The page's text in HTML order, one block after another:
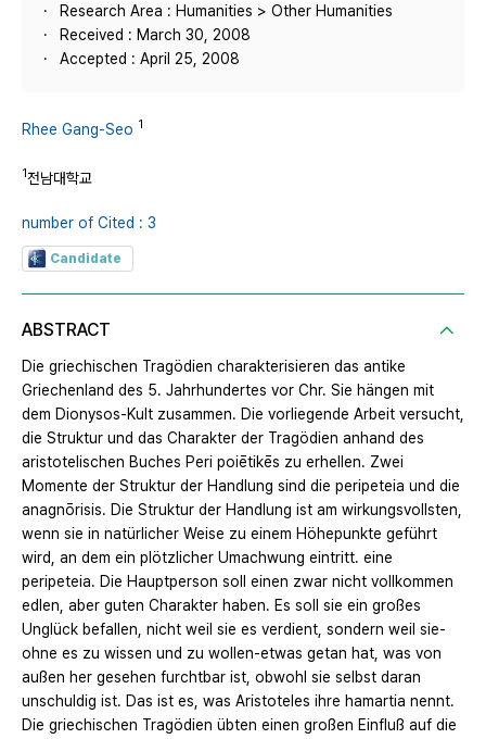
Research Area : Humanities > Other Humanities
Received : March 30, 2008
Accepted : April 25, 2008
Rhee Gang-Seo 1
1전남대학교
number of Cited : 3
Candidate
ABSTRACT
Die griechischen Tragödien charakterisieren das antike
Griechenland des 5. Jahrhundertes vor Chr. Sie hängen mit
dem Dionysos-Kult zusammen. Die vorliegende Arbeit versucht,
die Struktur und das Charakter der Tragödien anhand des
aristotelischen Buches Peri poiētikēs zu erhellen. Zwei
Momente der Struktur der Handlung sind die peripeteia und die
anagnōrisis. Die Struktur der Handlung ist am wirkungsvollsten,
wenn sie in natürlicher Weise zu einem Höhepunkte geführt
wird, an dem ein plötzlicher Umachwung eintritt. eine
peripeteia. Die Hauptperson soll einen zwar nicht vollkommen
edlen, aber guten Charakter haben. Es soll sie ein großes
Unglück befallen, nicht weil sie es verdient, sondern weil sie-
ohne es zu wissen und zu wollen-etwas getan hat, was von
außen her gesehen furchtbar ist, obwohl sie selbst daran
unschuldig ist. Das ist es, was Aristoteles ihre hamartia nennt.
Die griechischen Tragödien übten einen großen Einfluß auf die